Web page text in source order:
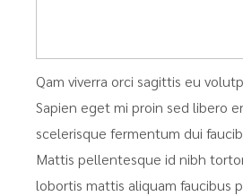
Qam viverra orci sagittis eu
Sapien eget mi proin sed libero
scelerisque fermentum dui
Mattis pellentesque id nibh
lobortis mattis aliquam faucibus